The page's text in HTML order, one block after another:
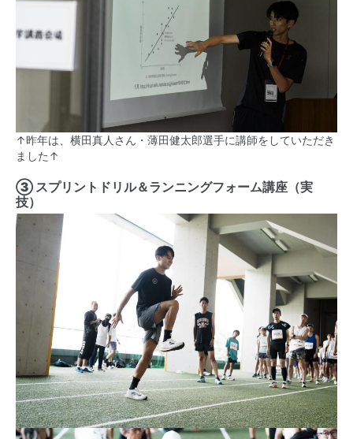
↑昨年は、横田真人さん・薄田健太郎選手に講師をしていただき
ました↑
③ スプリントドリル＆ランニングフォーム講座（実
技）